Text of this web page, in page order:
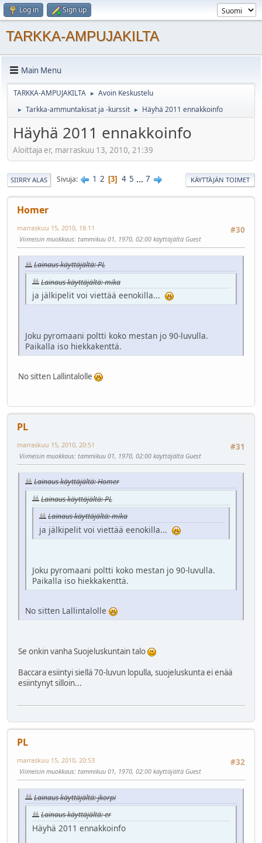
Log in Sign up
TARKKA-AMPUJAKILTA
Main Menu
TARKKA-AMPUJAKILTA ► Avoin Keskustelu
► Tarkka-ammuntakisat ja -kurssit ► Häyhä 2011 ennakkoinfo
Häyhä 2011 ennakkoinfo
Aloittaja er, marraskuu 13, 2010, 21:39
SIIRRY ALAS Sivuja 1 2 3 4 5 ... 7 KÄYTTÄJÄN TOIMET
Homer
#30
marraskuu 15, 2010, 18:11
Viimeisin muokkaus: tammikuu 01, 1970, 02:00 käyttäjältä Guest
Lainaus käyttäjältä: PL
Lainaus käyttäjältä: mika
ja jälkipelit voi viettää eenokilla...
Joku pyromaani poltti koko mestan jo 90-luvulla.
Paikalla iso hiekkakenttä.
No sitten Lallintalolle
PL
#31
marraskuu 15, 2010, 20:51
Viimeisin muokkaus: tammikuu 01, 1970, 02:00 käyttäjältä Guest
Lainaus käyttäjältä: Homer
Lainaus käyttäjältä: PL
Lainaus käyttäjältä: mika
ja jälkipelit voi viettää eenokilla...
Joku pyromaani poltti koko mestan jo 90-luvulla.
Paikalla iso hiekkakenttä.
No sitten Lallintalolle
Se onkin vanha Suojeluskuntain talo
Baccara esiintyi siellä 70-luvun lopulla, suojeluskunta ei enää
esiintynyt silloin...
PL
#32
marraskuu 15, 2010, 20:53
Viimeisin muokkaus: tammikuu 01, 1970, 02:00 käyttäjältä Guest
Lainaus käyttäjältä: jkorpi
Lainaus käyttäjältä: er
Häyhä 2011 ennakkoinfo